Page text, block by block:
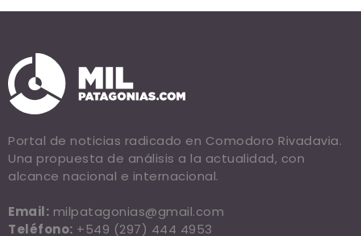
Portal de noticias radicado en Comodoro Rivadavia.
Una propuesta de análisis a la actualidad, con
alcance nacional e internacional.
Email: milpatagonias@gmail.com
Teléfono: +549 (297) 444 4953